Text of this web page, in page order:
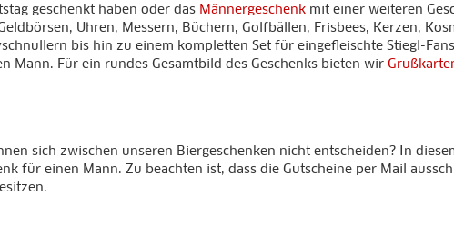
geschenkt haben oder das Männergeschenk mit einer weiteren
Uhren, Messern, Büchern, Golfbällen, Frisbees, Kerzen,
bis hin zu einem kompletten Set für eingefleischte Stiegl-
Mann. Für ein rundes Gesamtbild des Geschenks bieten wir
sich zwischen unseren Biergeschenken nicht entscheiden? In
für einen Mann. Zu beachten ist, dass die Gutscheine per Mail